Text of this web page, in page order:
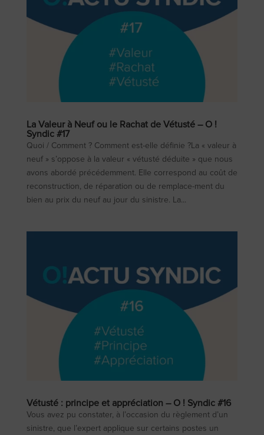
La Valeur à Neuf ou le Rachat de Vétusté – O !
Syndic #17
Quoi / Comment ? Comment est-elle définie ?La « valeur à
neuf » s’oppose à la valeur « vétusté déduite » que nous
avons abordé précédemment. Elle correspond au coût de
reconstruction, de réparation ou de remplace-ment du
bien au prix du neuf au jour du sinistre. La...
Vétusté : principe et appréciation – O ! Syndic #16
Vous avez pu constater, à l’occasion du règlement d’un
sinistre, que l’expert applique sur certains postes un